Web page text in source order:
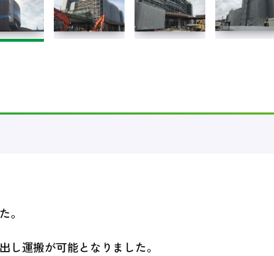
。
運搬が可能となりました。